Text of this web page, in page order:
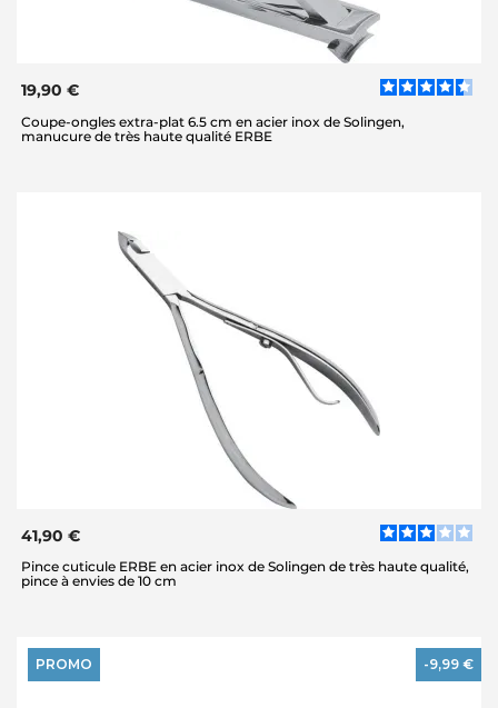
19,90 €
Coupe-ongles extra-plat 6.5 cm en acier inox de Solingen,
manucure de très haute qualité ERBE
41,90 €
Pince cuticule ERBE en acier inox de Solingen de très haute qualité,
pince à envies de 10 cm
PROMO -9,99 €